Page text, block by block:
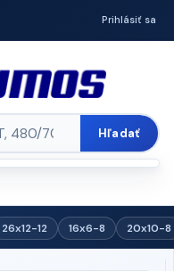
Prihlásiť sa
Hľadať
26x12-12 16x6-8 20x10-8